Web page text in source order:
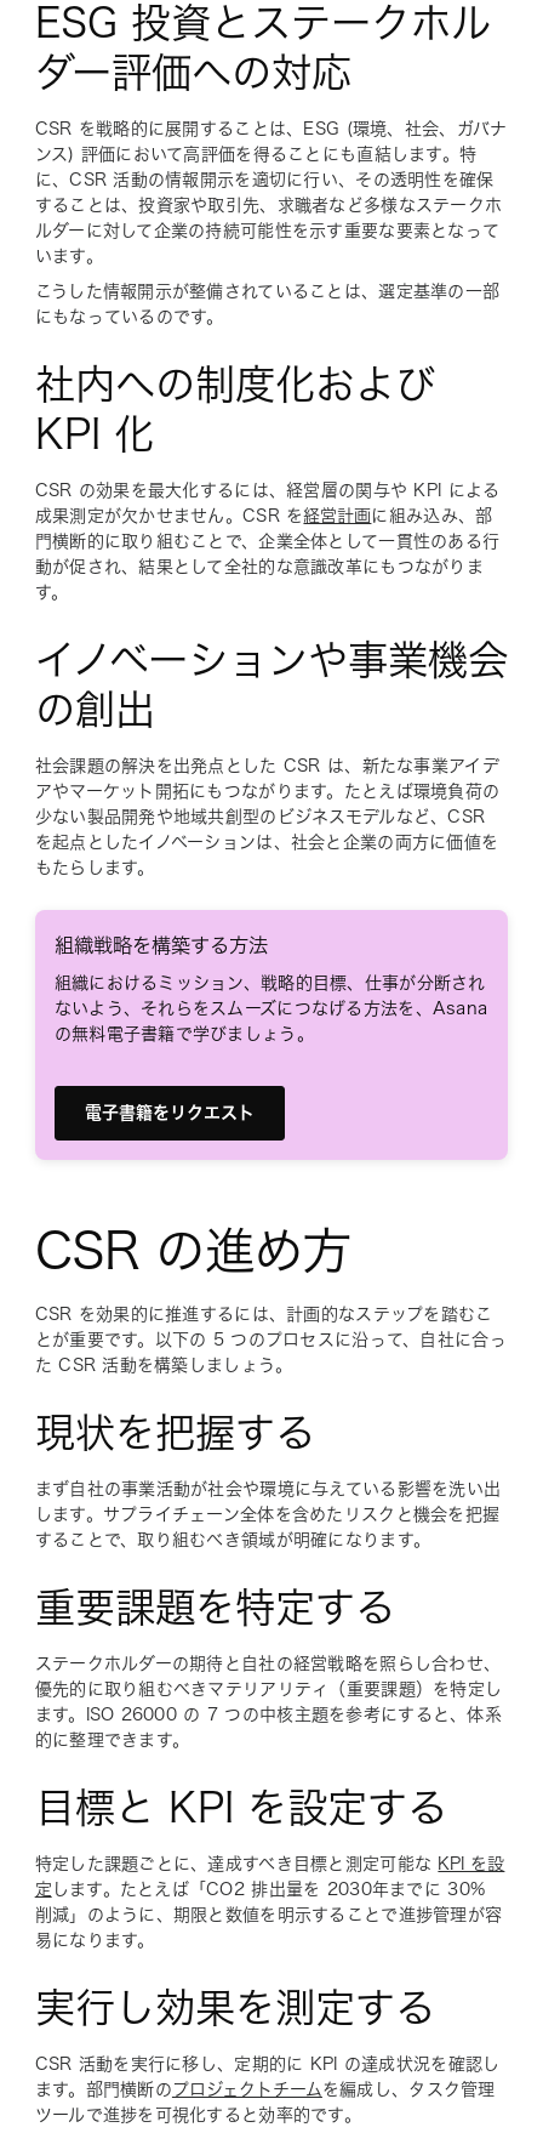
ESG 投資とステークホル
ダー評価への対応
CSR を戦略的に展開することは、ESG (環境、社会、ガバナ
ンス) 評価において高評価を得ることにも直結します。特
に、CSR 活動の情報開示を適切に行い、その透明性を確保
することは、投資家や取引先、求職者など多様なステークホ
ルダーに対して企業の持続可能性を示す重要な要素となって
います。
こうした情報開示が整備されていることは、選定基準の一部
にもなっているのです。
社内への制度化および
KPI 化
CSR の効果を最大化するには、経営層の関与や KPI による
成果測定が欠かせません。CSR を経営計画に組み込み、部
門横断的に取り組むことで、企業全体として一貫性のある行
動が促され、結果として全社的な意識改革にもつながりま
す。
イノベーションや事業機会
の創出
社会課題の解決を出発点とした CSR は、新たな事業アイデ
アやマーケット開拓にもつながります。たとえば環境負荷の
少ない製品開発や地域共創型のビジネスモデルなど、CSR
を起点としたイノベーションは、社会と企業の両方に価値を
もたらします。
組織戦略を構築する方法
組織におけるミッション、戦略的目標、仕事が分断され
ないよう、それらをスムーズにつなげる方法を、Asana
の無料電子書籍で学びましょう。
電子書籍をリクエスト
CSR の進め方
CSR を効果的に推進するには、計画的なステップを踏むこ
とが重要です。以下の 5 つのプロセスに沿って、自社に合っ
た CSR 活動を構築しましょう。
現状を把握する
まず自社の事業活動が社会や環境に与えている影響を洗い出
します。サプライチェーン全体を含めたリスクと機会を把握
することで、取り組むべき領域が明確になります。
重要課題を特定する
ステークホルダーの期待と自社の経営戦略を照らし合わせ、
優先的に取り組むべきマテリアリティ（重要課題）を特定し
ます。ISO 26000 の 7 つの中核主題を参考にすると、体系
的に整理できます。
目標と KPI を設定する
特定した課題ごとに、達成すべき目標と測定可能な KPI を設
定 します。たとえば「CO2 排出量を 2030年までに 30%
削減」のように、期限と数値を明示することで進捗管理が容
易になります。
実行し効果を測定する
CSR 活動を実行に移し、定期的に KPI の達成状況を確認し
ます。部門横断の プロジェクトチーム を編成し、タスク管理
ツールで進捗を可視化すると効率的です。